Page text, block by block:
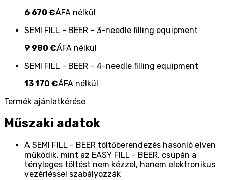
6 670 €ÁFA nélkül
SEMI FILL - BEER – 3-needle filling equipment
9 980 €ÁFA nélkül
SEMI FILL - BEER – 4-needle filling equipment
13 170 €ÁFA nélkül
Termék ajánlatkérése
Műszaki adatok
A SEMI FILL - BEER töltőberendezés hasonló elven
működik, mint az EASY FILL - BEER, csupán a
tényleges töltést nem kézzel, hanem elektronikus
vezérléssel szabályozzák